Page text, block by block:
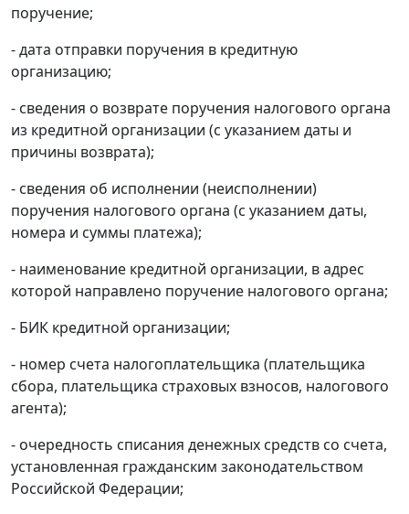
поручение;
- дата отправки поручения в кредитную
организацию;
- сведения о возврате поручения налогового органа
из кредитной организации (с указанием даты и
причины возврата);
- сведения об исполнении (неисполнении)
поручения налогового органа (с указанием даты,
номера и суммы платежа);
- наименование кредитной организации, в адрес
которой направлено поручение налогового органа;
- БИК кредитной организации;
- номер счета налогоплательщика (плательщика
сбора, плательщика страховых взносов, налогового
агента);
- очередность списания денежных средств со счета,
установленная гражданским законодательством
Российской Федерации;